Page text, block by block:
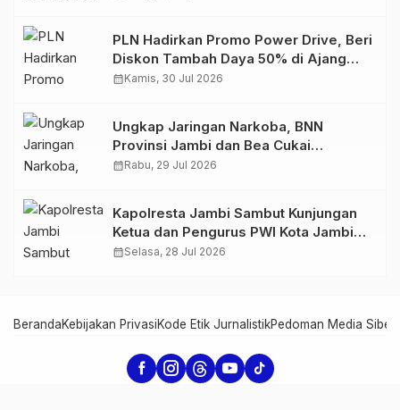
PLN Hadirkan Promo Power Drive, Beri
Diskon Tambah Daya 50% di Ajang
GIIAS 2026
calendar_monthKamis, 30 Jul 2026
Ungkap Jaringan Narkoba, BNN
Provinsi Jambi dan Bea Cukai
Amankan Sembilan Pelaku beserta
calendar_monthRabu, 29 Jul 2026
Kapolresta Jambi Sambut Kunjungan
Ketua dan Pengurus PWI Kota Jambi
Perkuat Sinergi dan Kolaborasi
calendar_monthSelasa, 28 Jul 2026
BerandaKebijakan PrivasiKode Etik JurnalistikPedoman Media Siber